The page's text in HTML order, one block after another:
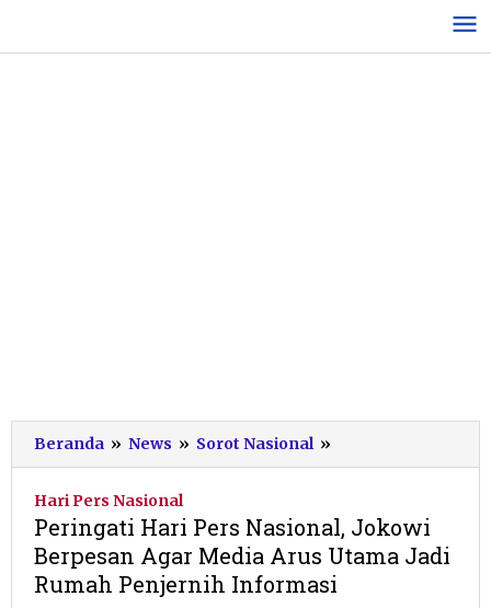
konten
Beranda » News » Sorot Nasional »
Hari
Jokowi
Berpesan
Agar
Hari Pers Nasional
Peringati Hari Pers Nasional, Jokowi
Berpesan Agar Media Arus Utama Jadi
Rumah Penjernih Informasi